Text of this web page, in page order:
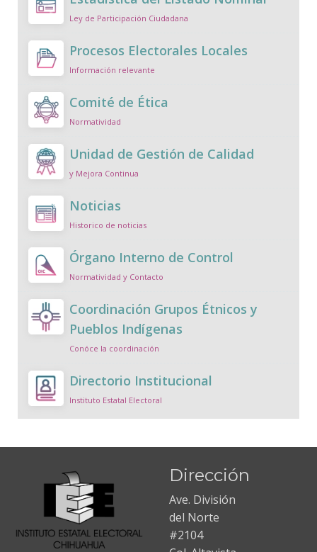
Ley de Participación Ciudadana
Procesos Electorales Locales
Información relevante
Comité de Ética
Normatividad
Unidad de Gestión de Calidad
y Mejora Continua
Noticias
Historico de noticias
Órgano Interno de Control
Normatividad y Contacto
Coordinación Grupos Étnicos y
Pueblos Indígenas
Conóce la coordinación
Directorio Institucional
Instituto Estatal Electoral
Dirección
Ave. División
del Norte
#2104